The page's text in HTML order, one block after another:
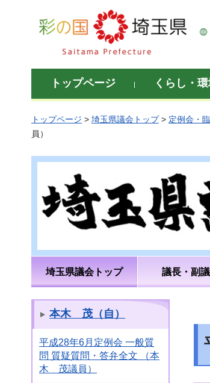
彩の国 埼玉県
トップページ くらし・
トップページ > 埼玉県議会トップ> 定例会・
員）
埼玉県議会トップ 議長・副
本木 茂（自）
平成28年6月定例会 一般質
問 質疑質問・答弁全文 （本
木 茂議員）